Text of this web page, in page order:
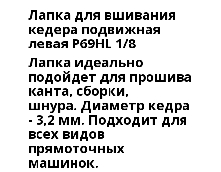
Лапка для вшивания
кедера подвижная
левая P69HL 1/8
Лапка идеально
подойдет для прошива
канта, сборки,
шнура. Диаметр кедра
- 3,2 мм. Подходит для
всех видов
прямоточных
машинок.